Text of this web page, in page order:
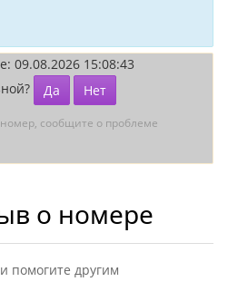
09.08.2026 15:08:43
Да Нет
сообщите о проблеме
о номере
помогите другим